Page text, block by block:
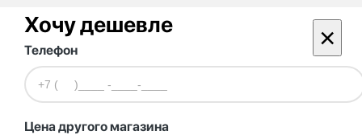
Хочу дешевле ×
Телефон
Цена другого магазина